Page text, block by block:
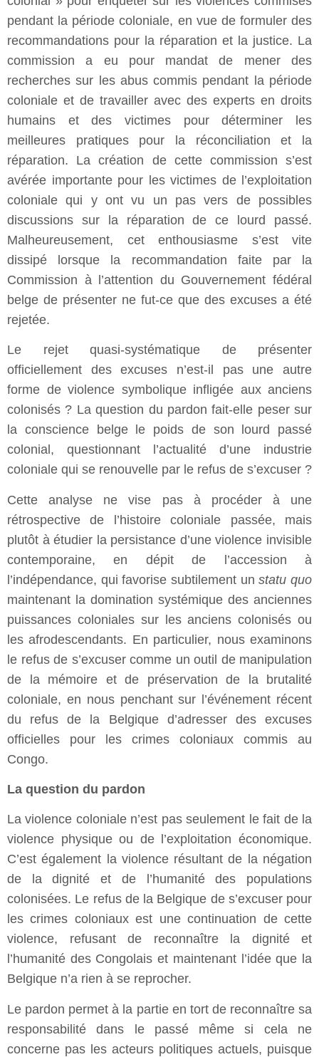
pendant la période coloniale, en vue de formuler des
recommandations pour la réparation et la justice. La
commission a eu pour mandat de mener des
recherches sur les abus commis pendant la période
coloniale et de travailler avec des experts en droits
humains et des victimes pour déterminer les
meilleures pratiques pour la réconciliation et la
réparation. La création de cette commission s’est
avérée importante pour les victimes de l’exploitation
coloniale qui y ont vu un pas vers de possibles
discussions sur la réparation de ce lourd passé.
Malheureusement, cet enthousiasme s’est vite
dissipé lorsque la recommandation faite par la
Commission à l’attention du Gouvernement fédéral
belge de présenter ne fut-ce que des excuses a été
rejetée.
Le rejet quasi-systématique de présenter
officiellement des excuses n’est-il pas une autre
forme de violence symbolique infligée aux anciens
colonisés ? La question du pardon fait-elle peser sur
la conscience belge le poids de son lourd passé
colonial, questionnant l’actualité d’une industrie
coloniale qui se renouvelle par le refus de s’excuser ?
Cette analyse ne vise pas à procéder à une
rétrospective de l’histoire coloniale passée, mais
plutôt à étudier la persistance d’une violence invisible
contemporaine, en dépit de l’accession à
l’indépendance, qui favorise subtilement unstatu quo
maintenant la domination systémique des anciennes
puissances coloniales sur les anciens colonisés ou
les afrodescendants. En particulier, nous examinons
le refus de s’excuser comme un outil de manipulation
de la mémoire et de préservation de la brutalité
coloniale, en nous penchant sur l’événement récent
du refus de la Belgique d’adresser des excuses
officielles pour les crimes coloniaux commis au
Congo.
La question du pardon
La violence coloniale n’est pas seulement le fait de la
violence physique ou de l’exploitation économique.
C’est également la violence résultant de la négation
de la dignité et de l’humanité des populations
colonisées. Le refus de la Belgique de s’excuser pour
les crimes coloniaux est une continuation de cette
violence, refusant de reconnaître la dignité et
l’humanité des Congolais et maintenant l’idée que la
Belgique n’a rien à se reprocher.
Le pardon permet à la partie en tort de reconnaître sa
responsabilité dans le passé même si cela ne
concerne pas les acteurs politiques actuels, puisque